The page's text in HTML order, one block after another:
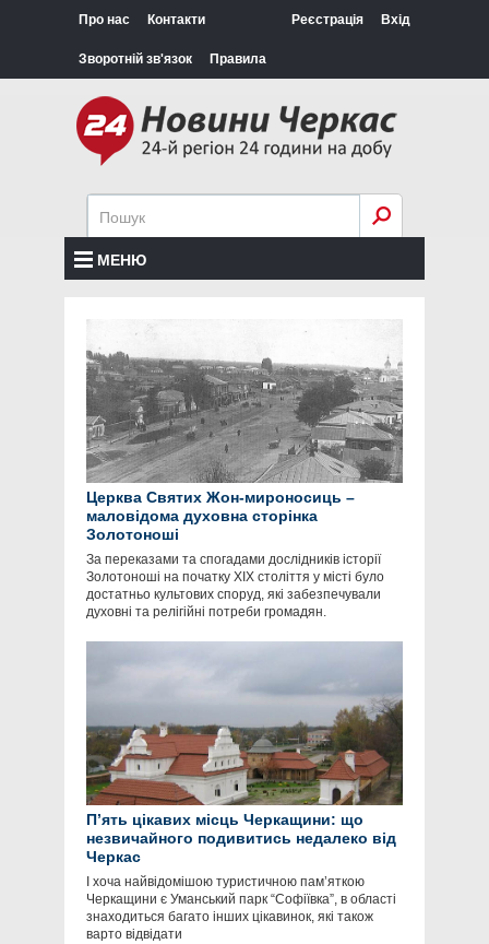
Про нас Контакти
Зворотній зв'язок Правила
Реєстрація Вхід
МЕНЮ
Церква Святих Жон-мироносиць –
маловідома духовна сторінка
Золотоноші
За переказами та спогадами дослідників історії
Золотоноші на початку ХІХ століття у місті було
достатньо культових споруд, які забезпечували
духовні та релігійні потреби громадян.
П’ять цікавих місць Черкащини: що
незвичайного подивитись недалеко від
Черкас
І хоча найвідомішою туристичною пам’яткою
Черкащини є Уманський парк “Софіївка”, в області
знаходиться багато інших цікавинок, які також
варто відвідати